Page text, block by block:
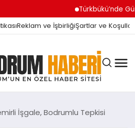
Türkbükü’nde Gündem
Reklam ve İşbirliğiŞartlar ve Koşullar
İşgale, Bodrumlu Tepkisi